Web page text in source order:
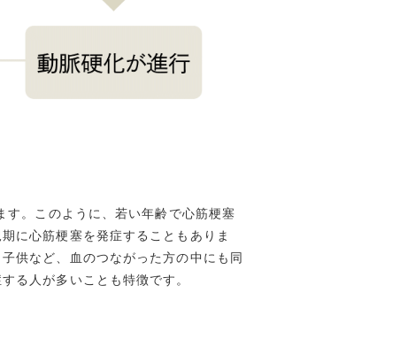
。このように、若い年齢で心筋梗塞
に心筋梗塞を発症することもありま
供など、血のつながった方の中にも同
る人が多いことも特徴です。